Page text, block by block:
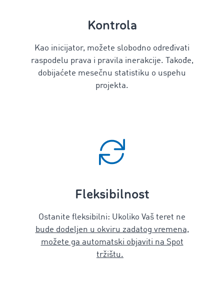
Kontrola
Kao inicijator, možete slobodno određivati
raspodelu prava i pravila inerakcije. Takođe,
dobijaćete mesečnu statistiku o uspehu
projekta.
Fleksibilnost
Ostanite fleksibilni: Ukoliko Vaš teret ne
bude dodeljen u okviru zadatog vremena,
možete ga automatski objaviti na Spot
tržištu.